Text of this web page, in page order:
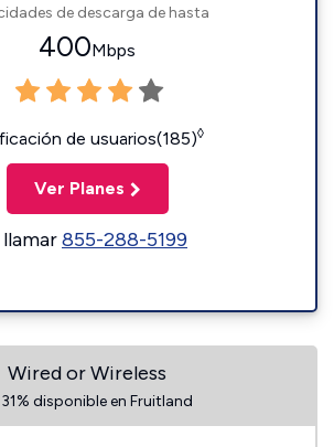
de descarga de hasta
400Mbps
de usuarios(185)◊
Ver Planes
855-288-5199
Wired or Wireless
disponible en Fruitland